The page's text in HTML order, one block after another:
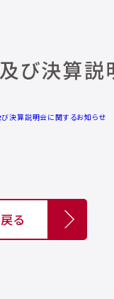
び決算説
決算説明会に関するお知らせ
る